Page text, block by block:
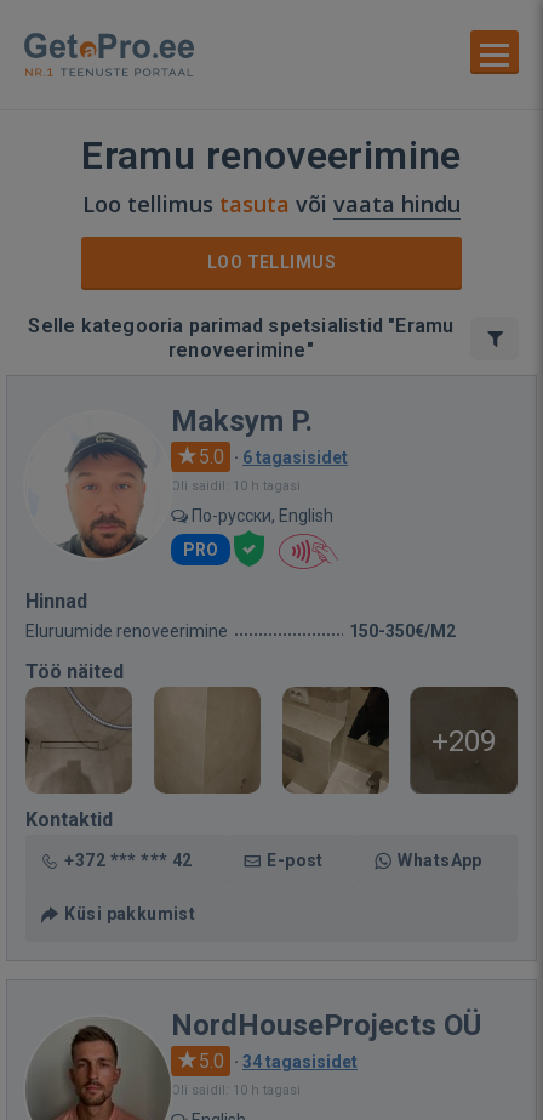
Eramu renoveerimine
Loo tellimus tasuta või vaata hindu
LOO TELLIMUS
Selle kategooria parimad spetsialistid "Eramu
renoveerimine"
Maksym P.
5.0 · 6 tagasisidet
Oli saidil: 10 h tagasi
По-русски, English
PRO
Hinnad
Eluruumide renoveerimine 150-350€/M2
Töö näited
+209
Kontaktid
+372 *** *** 42 E-post WhatsApp
Küsi pakkumist
NordHouseProjects OÜ
5.0 · 34 tagasisidet
Oli saidil: 10 h tagasi